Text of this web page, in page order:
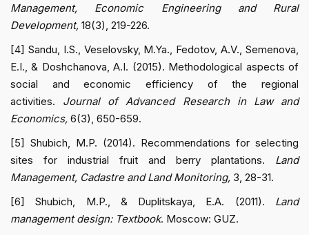
Management, Economic Engineering and Rural
Development, 18(3), 219-226.
[4] Sandu, I.S., Veselovsky, M.Ya., Fedotov, A.V., Semenova,
E.I., & Doshchanova, A.I. (2015). Methodological aspects of
social and economic efficiency of the regional
activities. Journal of Advanced Research in Law and
Economics, 6(3), 650-659.
[5] Shubich, M.P. (2014). Recommendations for selecting
sites for industrial fruit and berry plantations. Land
Management, Cadastre and Land Monitoring, 3, 28-31.
[6] Shubich, M.P., & Duplitskaya, E.A. (2011). Land
management design: Textbook. Moscow: GUZ.